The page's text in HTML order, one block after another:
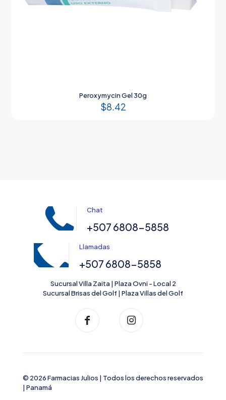
Peroxymycin Gel 30g
$8.42
Chat
+507 6808-5858
Llamadas
+507 6808-5858
Sucursal Villa Zaita | Plaza Ovni - Local 2
Sucursal Brisas del Golf | Plaza Villas del Golf
© 2026 Farmacias Julios | Todos los derechos reservados
| Panamá